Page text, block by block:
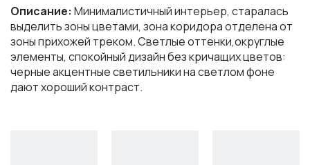
Описание: Минималистичный интерьер, старалась
выделить зоны цветами, зона коридора отделена от
зоны прихожей треком. Светлые оттенки,округлые
элементы, спокойный дизайн без кричащих цветов:
черные акцентные светильники на светлом фоне
дают хороший контраст.